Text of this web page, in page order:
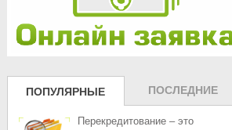
ПОПУЛЯРНЫЕ
ЗАПИСИ
ПОСЛЕДНИЕ
ЗАПИСИ
Перекредитование – это